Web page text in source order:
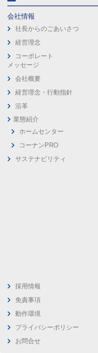
会社情報
社長からのごあいさつ
経営理念
コーポレート
メッセージ
会社概要
経営理念・行動指針
沿革
業態紹介
ホームセンター
コーナンPRO
サステナビリティ
採用情報
免責事項
動作環境
プライバシーポリシー
お問合せ